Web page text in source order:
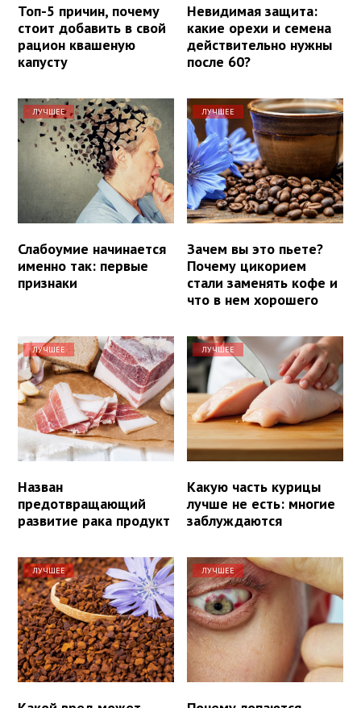
Топ-5 причин, почему
стоит добавить в свой
рацион квашеную
капусту
Невидимая защита:
какие орехи и семена
действительно нужны
после 60?
ЛУЧШЕЕ
Слабоумие начинается
именно так: первые
признаки
ЛУЧШЕЕ
Зачем вы это пьете?
Почему цикорием
стали заменять кофе и
что в нем хорошего
ЛУЧШЕЕ
Назван
предотвращающий
развитие рака продукт
ЛУЧШЕЕ
Какую часть курицы
лучше не есть: многие
заблуждаются
ЛУЧШЕЕ ЛУЧШЕЕ